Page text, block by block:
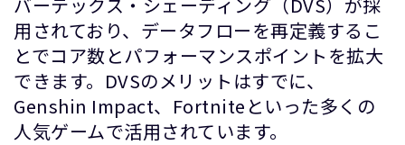
用されており、データフローを再定義するこ
とでコア数とパフォーマンスポイントを拡大
できます。DVSのメリットはすでに、
Genshin Impact、Fortniteといった多くの
人気ゲームで活用されています。